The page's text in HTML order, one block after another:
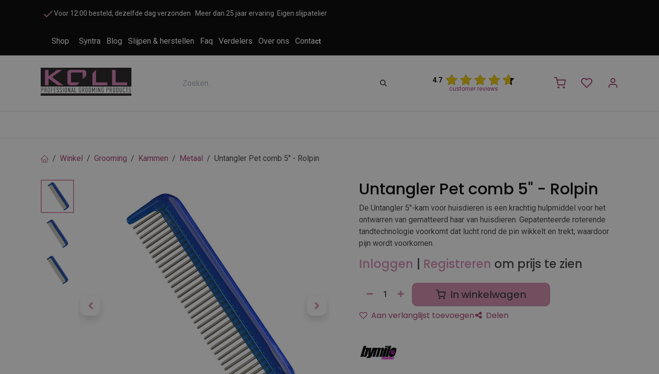
Voor 12:00 besteld, dezelfde dag verzonden Meer dan 25 jaar ervaring Eigen slijpatelier
Shop Syntra Blog Slijpen & herstellen Faq Verdelers Over ons Contact
4.7
customer reviews
Winkel Grooming Kammen Metaal Untangler Pet comb 5'' - Rolpin
Untangler Pet comb 5'' - Rolpin
De Untangler 5"-kam voor huisdieren is een krachtig hulpmiddel voor het
ontwarren van gematteerd haar van huisdieren. Gepatenteerde roterende
tandtechnologie voorkomt dat lucht rond de pin wikkelt en trekt, waardoor
pijn wordt voorkomen.
Inloggen | Registreren om prijs te zien
In winkelwagen
Aan verlanglijst toevoegen Delen